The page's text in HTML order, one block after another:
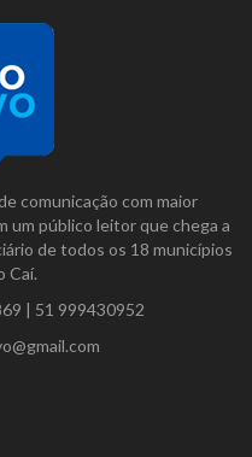
comunicação com maior
um público leitor que chega a
de todos os 18 municípios
Caí.
| 51 999430952